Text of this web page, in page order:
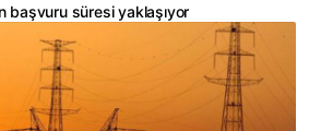
başvuru süresi yaklaşıyor